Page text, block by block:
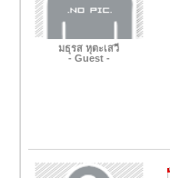
มธุรส หุตะเสวี
- Guest -